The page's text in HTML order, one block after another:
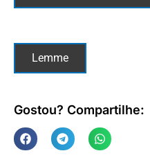
Lemme
Gostou? Compartilhe: